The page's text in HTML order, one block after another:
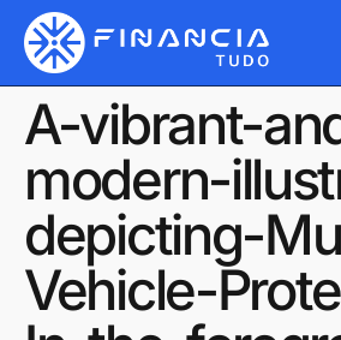
A-vibrant-
modern-
depicting-
Vehicle-